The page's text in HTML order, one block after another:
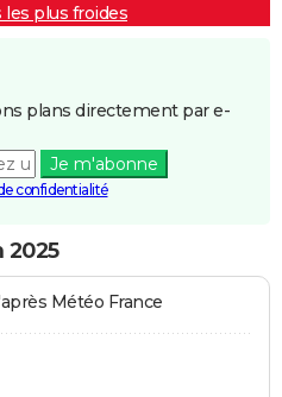
les plus froides
plans directement par e-
Je m'abonne
confidentialité
2025
Météo France